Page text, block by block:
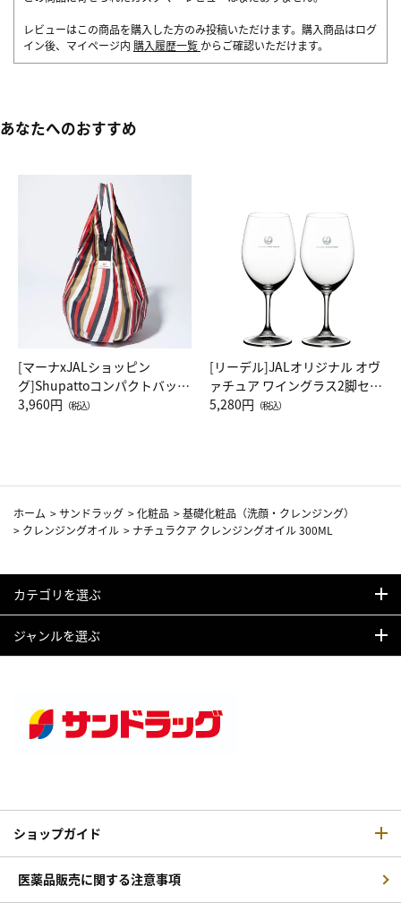
レビューはこの商品を購入した方のみ投稿いただけます。購入商品はログ
イン後、マイページ内 購入履歴一覧 からご確認いただけます。
あなたへのおすすめ
[マーナxJALショッピン
グ]Shupattoコンパクトバッグ
Drop JAL客室乗務員（LC）ス
3,960円 （税込）
[リーデル]JALオリジナル オヴ
ァチュア ワイングラス2脚セッ
ト（レッドワイン）
5,280円 （税込）
ホーム >サンドラッグ >化粧品 >基礎化粧品（洗顔・クレンジング）
> クレンジングオイル > ナチュラクア クレンジングオイル 300ML
カテゴリを選ぶ
ジャンルを選ぶ
ショップガイド
医薬品販売に関する注意事項